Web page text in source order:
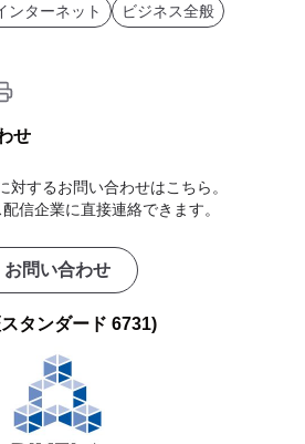
ンターネット
ビジネス全般
せ
対するお問い合わせはこちら。
信企業に直接連絡できます。
お問い合わせ
タンダード 6731)